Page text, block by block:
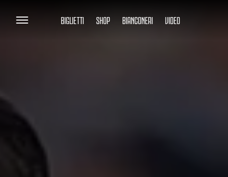
BIGLIETTI SHOP BIANCONERI VIDEO